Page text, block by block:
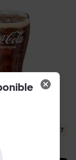
4.7